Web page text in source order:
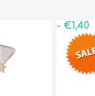
- €1,40